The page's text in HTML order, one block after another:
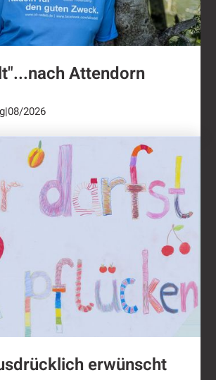
Attendorn
|08/2026
erwünscht
erwünscht